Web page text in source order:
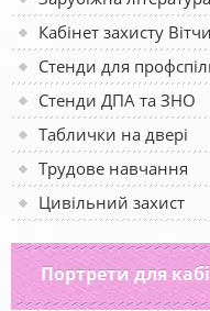
Кабінет захисту
Стенди для
Стенди ДПА та ЗНО
Таблички на двері
Трудове навчання
Цивільний захист
Портрети для